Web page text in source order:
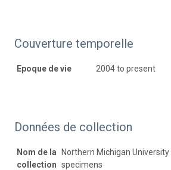
Couverture temporelle
Epoque de vie 2004 to present
Données de collection
Nom de la
collection
Northern Michigan
specimens